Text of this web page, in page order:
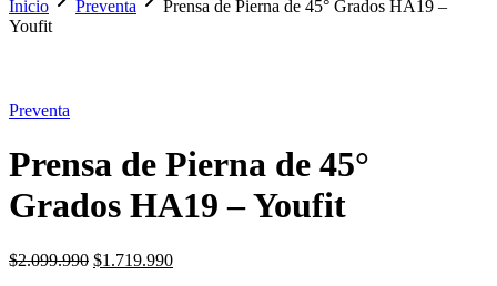
Inicio
Preventa
Prensa de Pierna de 45° Grados HA19 –
Youfit
Preventa
Prensa de Pierna de 45°
Grados HA19 – Youfit
$2.099.990 El
$1.719.990El